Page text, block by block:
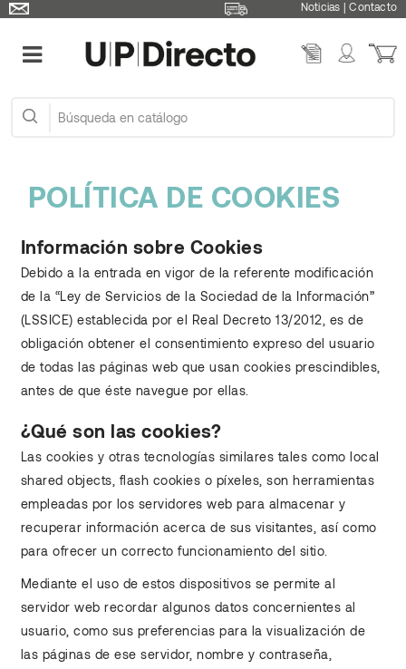
Noticias |Contacto
POLÍTICA DE COOKIES
Información sobre Cookies
Debido a la entrada en vigor de la referente modificación
de la “Ley de Servicios de la Sociedad de la Información”
(LSSICE) establecida por el Real Decreto 13/2012, es de
obligación obtener el consentimiento expreso del usuario
de todas las páginas web que usan cookies prescindibles,
antes de que éste navegue por ellas.
¿Qué son las cookies?
Las cookies y otras tecnologías similares tales como local
shared objects, flash cookies o píxeles, son herramientas
empleadas por los servidores web para almacenar y
recuperar información acerca de sus visitantes, así como
para ofrecer un correcto funcionamiento del sitio.
Mediante el uso de estos dispositivos se permite al
servidor web recordar algunos datos concernientes al
usuario, como sus preferencias para la visualización de
las páginas de ese servidor, nombre y contraseña,